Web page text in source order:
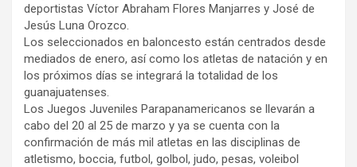
deportistas Víctor Abraham Flores Manjarres y José de
Jesús Luna Orozco.
Los seleccionados en baloncesto están centrados desde
mediados de enero, así como los atletas de natación y en
los próximos días se integrará la totalidad de los
guanajuatenses.
Los Juegos Juveniles Parapanamericanos se llevarán a
cabo del 20 al 25 de marzo y ya se cuenta con la
confirmación de más mil atletas en las disciplinas de
atletismo, boccia, futbol, golbol, judo, pesas, voleibol